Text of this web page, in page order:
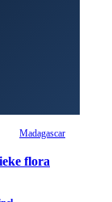
Madagascar
flora